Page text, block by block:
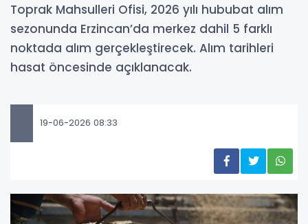
Toprak Mahsulleri Ofisi, 2026 yılı hububat alım
sezonunda Erzincan’da merkez dahil 5 farklı
noktada alım gerçekleştirecek. Alım tarihleri
hasat öncesinde açıklanacak.
19-06-2026 08:33